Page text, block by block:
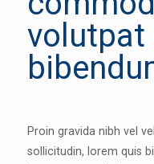
volutpat
Proin gravida nibh vel
sollicitudin, lorem quis